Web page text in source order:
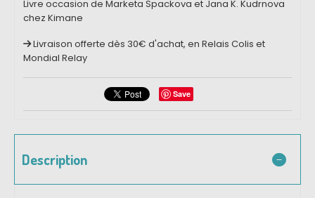
Livre occasion de Marketa Spackova et Jana K. Kudrnova
chez Kimane
Livraison offerte dès 30€ d'achat, en Relais Colis et
Mondial Relay
Save
Description